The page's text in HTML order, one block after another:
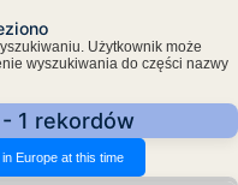
Użytkownik może
wyszukiwania do części nazwy
- 1 rekordów